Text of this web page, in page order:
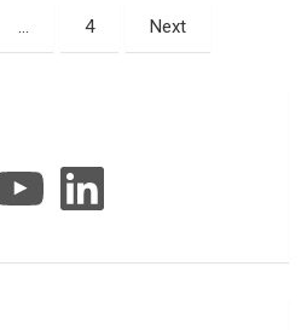
… 4 Next
YouTube LinkedIn